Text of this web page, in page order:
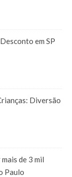
em SP
Diversão
de 3 mil
Paulo